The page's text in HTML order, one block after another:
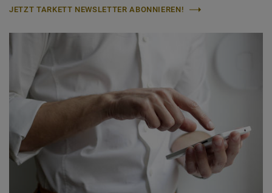
JETZT TARKETT NEWSLETTER ABONNIEREN!